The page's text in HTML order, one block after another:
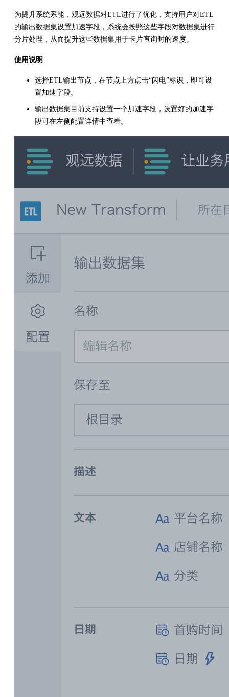
为提升系统系能，观远数据对ETL进行了优化，支持用户对ETL
的输出数据集设置加速字段，系统会按照这些字段对数据集进行
分片处理，从而提升这些数据集用于卡片查询时的速度。
使用说明
选择ETL输出节点，在节点上方点击“闪电”标识，即可设
置加速字段。
输出数据集目前支持设置一个加速字段，设置好的加速字
段可在左侧配置详情中查看。